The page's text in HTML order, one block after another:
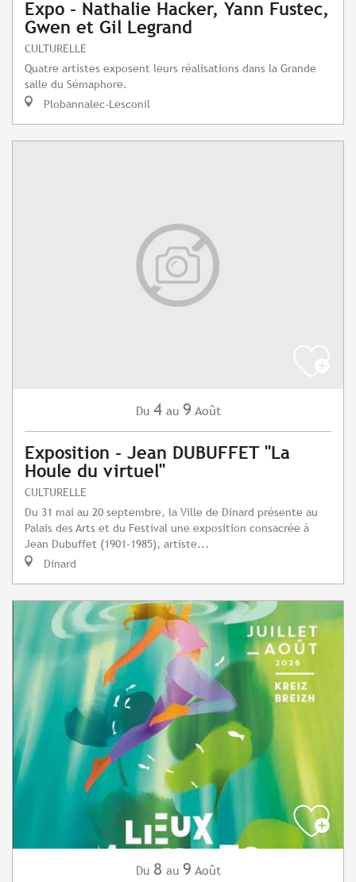
Expo - Nathalie Hacker, Yann Fustec,
Gwen et Gil Legrand
CULTURELLE
Quatre artistes exposent leurs réalisations dans la Grande
salle du Sémaphore.
Plobannalec-Lesconil
Du 4 au 9 Août
Exposition - Jean DUBUFFET "La
Houle du virtuel"
CULTURELLE
Du 31 mai au 20 septembre, la Ville de Dinard présente au
Palais des Arts et du Festival une exposition consacrée à
Jean Dubuffet (1901-1985), artiste...
Dinard
Du 8 au 9 Août